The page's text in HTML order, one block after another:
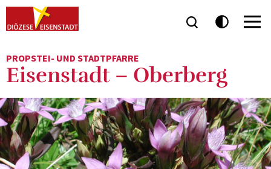
PROPSTEI- UND STADTPFARRE
Eisenstadt – Oberberg